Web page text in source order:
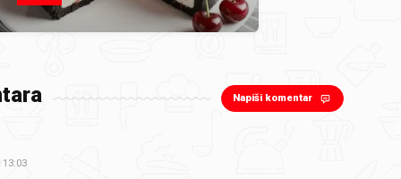
Napiši komentar
13:03